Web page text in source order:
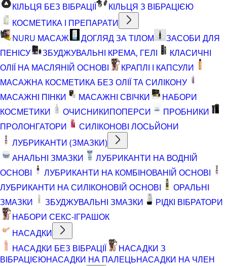
КІЛЬЦЯ БЕЗ ВІБРАЦІЇ
КІЛЬЦЯ З ВІБРАЦІЄЮ
КОСМЕТИКА І ПРЕПАРАТИ
NURU МАСАЖ
ДОГЛЯД ЗА ТІЛОМ
ЗАСОБИ ДЛЯ
ПЕНІСУ
ЗБУДЖУВАЛЬНІ КРЕМА, ГЕЛІ
КЛАСИЧНІ
ОЛІЇ НА МАСЛЯНІЙ ОСНОВІ
КРАПЛІ І КАПСУЛИ
МАСАЖНА КОСМЕТИКА БЕЗ ОЛІЇ ТА СИЛІКОНУ
МАСАЖНІ ПІНКИ
МАСАЖНІ СВІЧКИ
НАБОРИ
КОСМЕТИКИ
ОЧИСНИКИПОПЕРСИ
ПРОБНИКИ
ПРОЛОНГАТОРИ
СИЛІКОНОВІ ЛОСЬЙОНИ
ЛУБРИКАНТИ (ЗМАЗКИ)
АНАЛЬНІ ЗМАЗКИ
ЛУБРИКАНТИ НА ВОДНІЙ
ОСНОВІ
ЛУБРИКАНТИ НА КОМБІНОВАНІЙ ОСНОВІ
ЛУБРИКАНТИ НА СИЛІКОНОВІЙ ОСНОВІ
ОРАЛЬНІ
ЗМАЗКИ
ЗБУДЖУВАЛЬНІ ЗМАЗКИ
РІДКІ ВІБРАТОРИ
НАБОРИ СЕКС-ІГРАШОК
НАСАДКИ
НАСАДКИ БЕЗ ВІБРАЦІЇ
НАСАДКИ З
ВІБРАЦІЄЮНАСАДКИ НА ПАЛЕЦЬНАСАДКИ НА ЧЛЕН